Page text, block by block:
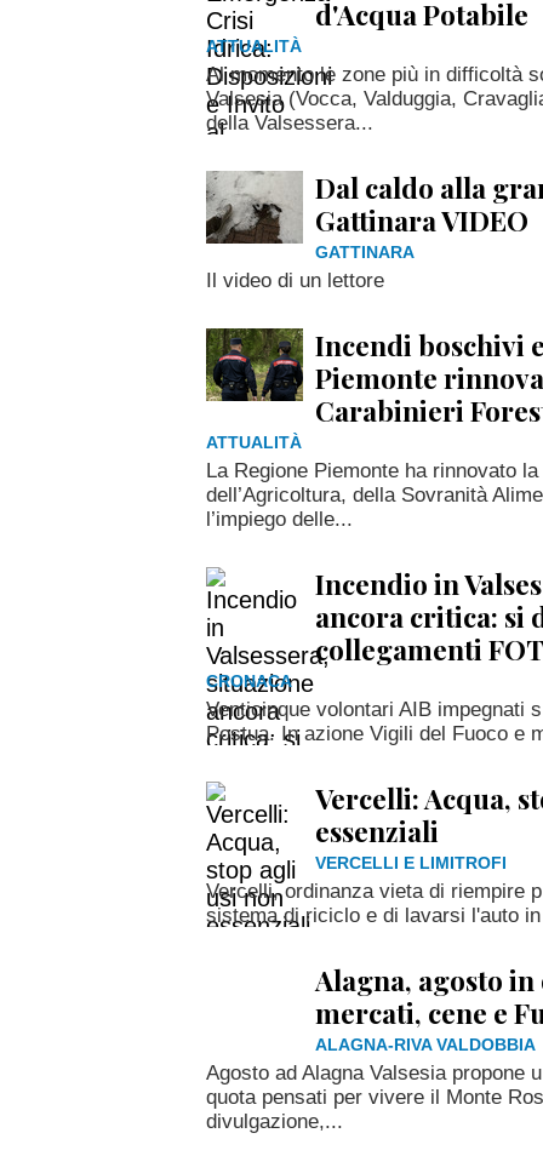
d'Acqua Potabile
ATTUALITÀ
Al momento le zone più in difficoltà
Valsesia (Vocca, Valduggia,
della Valsessera...
Dal caldo alla
Gattinara VIDEO
GATTINARA
Il video di un lettore
Incendi boschivi
Piemonte
Carabinieri
ATTUALITÀ
La Regione Piemonte ha rinnovato
dell’Agricoltura, della Sovranità
l’impiego delle...
Incendio in
ancora critica: si
collegamenti
CRONACA
Venticinque volontari AIB impegnati
Postua. In azione Vigili del Fuoco e
Vercelli: Acqua,
essenziali
VERCELLI E LIMITROFI
Vercelli, ordinanza vieta di riempire
sistema di riciclo e di lavarsi l'auto
Alagna, agosto
mercati, cene e
ALAGNA-RIVA VALDOBBIA
Agosto ad Alagna Valsesia propone
quota pensati per vivere il Monte
divulgazione,...